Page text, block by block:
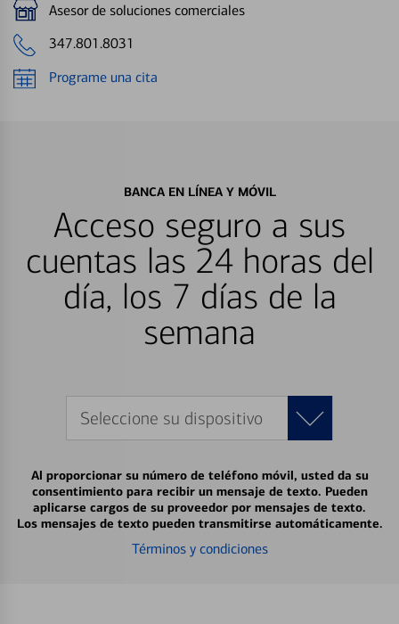
Asesor de soluciones comerciales
347.801.8031
Programe una cita
BANCA EN LÍNEA Y MÓVIL
Acceso seguro a sus
cuentas las 24 horas del
día, los 7 días de la
semana
Seleccione su dispositivo
Al proporcionar su número de teléfono móvil, usted da su
consentimiento para recibir un mensaje de texto. Pueden
aplicarse cargos de su proveedor por mensajes de texto.
Los mensajes de texto pueden transmitirse automáticamente.
Términos y condiciones